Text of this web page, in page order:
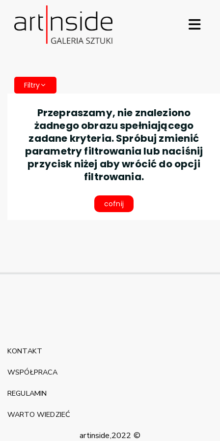
Filtry
Przepraszamy, nie znaleziono
żadnego obrazu spełniającego
zadane kryteria. Spróbuj zmienić
parametry filtrowania lub naciśnij
przycisk niżej aby wrócić do opcji
filtrowania.
cofnij
artinside,2022 ©
KONTAKT
WSPÓŁPRACA
REGULAMIN
WARTO WIEDZIEĆ